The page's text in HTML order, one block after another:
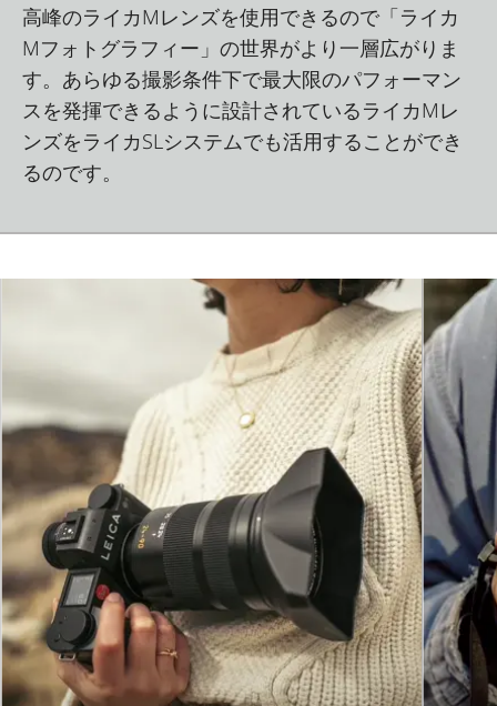
高峰のライカMレンズを使用できるので「ライカ
Mフォトグラフィー」の世界がより一層広がりま
す。あらゆる撮影条件下で最大限のパフォーマン
スを発揮できるように設計されているライカMレ
ンズをライカSLシステムでも活用することができ
るのです。